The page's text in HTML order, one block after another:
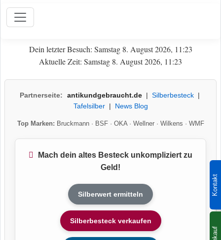
Kontakt
Dein letzter Besuch: Samstag 8. August 2026, 11:23
Aktuelle Zeit: Samstag 8. August 2026, 11:23
Partnerseite: antikundgebraucht.de| Silberbesteck|
Tafelsilber| News Blog
Top Marken: Bruckmann· BSF· OKA· Wellner· Wilkens · WMF
Mach dein altes Besteck unkompliziert zu
Geld!
Silberwert ermitteln
Silberbesteck verkaufen